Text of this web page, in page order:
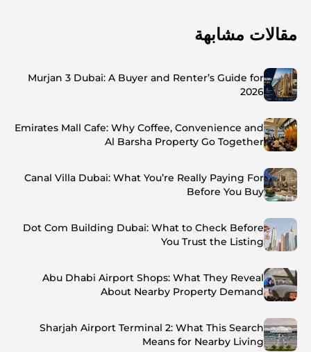
مقالات مشابهة
Murjan 3 Dubai: A Buyer and Renter’s Guide for
2026
Emirates Mall Cafe: Why Coffee, Convenience and
Al Barsha Property Go Together
Canal Villa Dubai: What You’re Really Paying For
Before You Buy
Dot Com Building Dubai: What to Check Before
You Trust the Listing
Abu Dhabi Airport Shops: What They Reveal
About Nearby Property Demand
Sharjah Airport Terminal 2: What This Search
Means for Nearby Living